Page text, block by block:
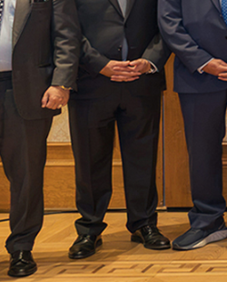
Δελτίο Τύπου
Ετήσια